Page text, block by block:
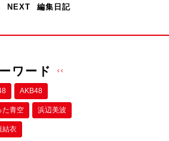
NEXT 編集日記
ワード
AKB48
た⻘空 浜辺美波
結衣